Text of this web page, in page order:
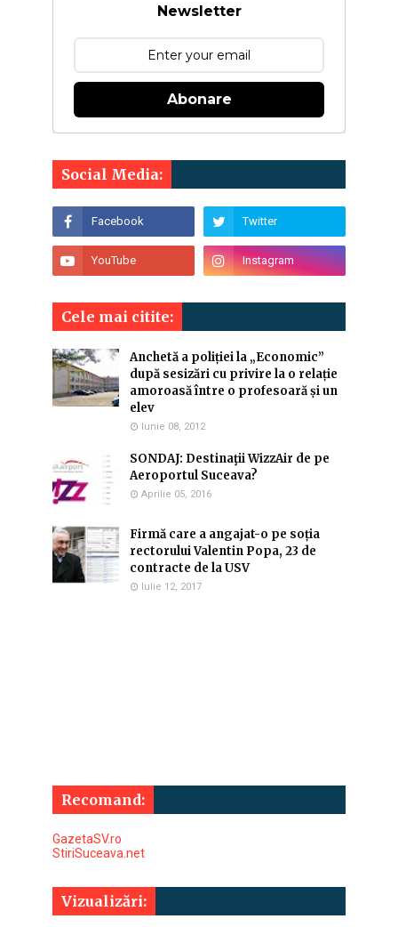
Newsletter
Abonare
Social Media:
Cele mai citite:
Anchetă a poliției la „Economic”
după sesizări cu privire la o relație
amoroasă între o profesoară și un
elev
Iunie 08, 2012
SONDAJ: Destinaţii WizzAir de pe
Aeroportul Suceava?
Aprilie 05, 2016
Firmă care a angajat-o pe soția
rectorului Valentin Popa, 23 de
contracte de la USV
Iulie 12, 2017
Recomand:
GazetaSV.ro
StiriSuceava.net
Vizualizări: